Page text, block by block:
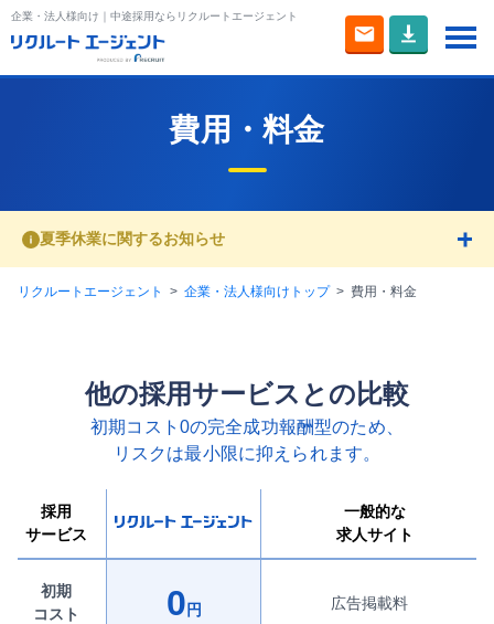
企業・法人様向け｜中途採用ならリクルートエージェント
採用管理システム
スカウトサービス
よくあるご質問
中途採用ノウハウ
費用・料金
夏季休業に関するお知らせ
リクルートエージェント 企業・法人様向けトップ 費用・料金
他の採用サービスとの比較
初期コスト0の完全成功報酬型のため、
リスクは最小限に抑えられます。
採用
サービス
一般的な
求人サイト
初期
コスト
0 円 広告掲載料